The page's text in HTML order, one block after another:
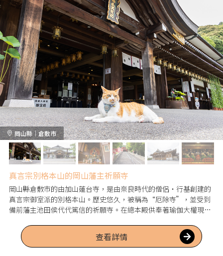
岡山縣｜倉敷市
真言宗別格本山的岡山藩主祈願寺
岡山縣倉敷市的由加山蓮台寺，是由奈良時代的僧侶・行基創建的
真言宗御室派的別格本山。歷史悠久，被稱為“厄除寺”，並受到
備前藩主池田侯代代篤信的祈願寺。在總本殿供奉著瑜伽大權現，
查看詳情